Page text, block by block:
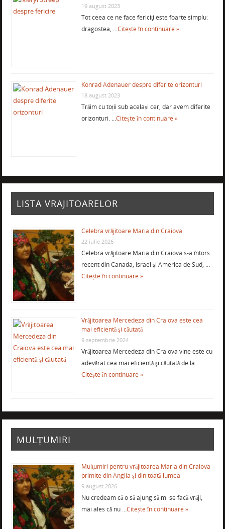
19 august 2023
Tot ceea ce ne face fericiţi este foarte simplu:
dragostea, …Citește în continuare »
Konrad Adenauer despre diferite orizonturi
18 august 2023
Trăim cu toții sub același cer, dar avem diferite
orizonturi. …Citește în continuare »
LISTA VRAJITOARELOR
Celebra vrăjitoare Maria din Craiova
22 iulie 2026
Celebra vrăjitoare Maria din Craiova s-a întors
recent din Canada, Israel şi America de Sud, …
Citește în continuare »
Vrăjitoarea Mercedeza din Craiova este cea
mai eficientă şi căutată
9 septembrie 2024
Vrăjitoarea Mercedeza din Craiova vine este cu
adevărat cea mai eficientă şi căutată de la …
Citește în continuare »
MULȚUMIRI
Mulţumiri pentru vrăjitoarea Maria din Craiova
primite din Anglia și din toată lumea
9 august 2026
Nu credeam că o să ajung să mi se facă vrăji,
mai ales că nu …Citește în continuare »